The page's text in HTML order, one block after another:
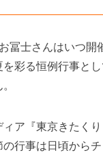
冨士さんはいつ開
彩る恒例行事と
ア『東京きたく
行事は日頃からチ